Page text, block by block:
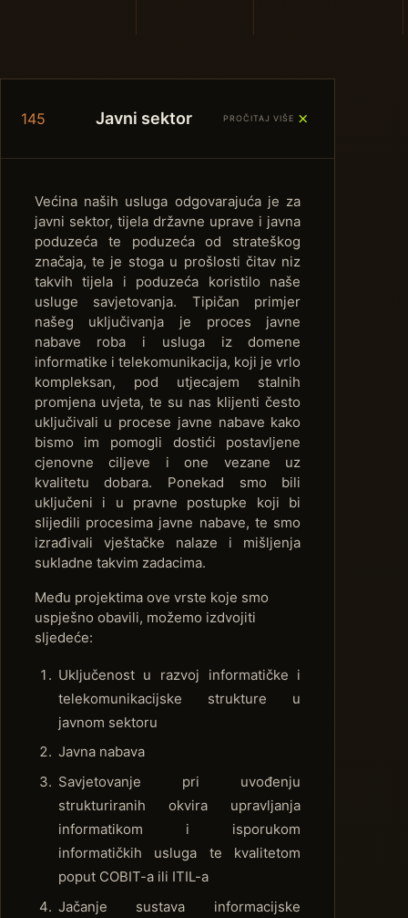
145 Javni sektor PROČITAJ VIŠE＋
Većina naših usluga odgovarajuća je za
javni sektor, tijela državne uprave i javna
poduzeća te poduzeća od strateškog
značaja, te je stoga u prošlosti čitav niz
takvih tijela i poduzeća koristilo naše
usluge savjetovanja. Tipičan primjer
našeg uključivanja je proces javne
nabave roba i usluga iz domene
informatike i telekomunikacija, koji je vrlo
kompleksan, pod utjecajem stalnih
promjena uvjeta, te su nas klijenti često
uključivali u procese javne nabave kako
bismo im pomogli dostići postavljene
cjenovne ciljeve i one vezane uz
kvalitetu dobara. Ponekad smo bili
uključeni i u pravne postupke koji bi
slijedili procesima javne nabave, te smo
izrađivali vještačke nalaze i mišljenja
sukladne takvim zadacima.
Među projektima ove vrste koje smo
uspješno obavili, možemo izdvojiti
sljedeće:
Uključenost u razvoj informatičke i
telekomunikacijske strukture u
javnom sektoru
Javna nabava
Savjetovanje pri uvođenju
strukturiranih okvira upravljanja
informatikom i isporukom
informatičkih usluga te kvalitetom
poput COBIT-a ili ITIL-a
Jačanje sustava informacijske